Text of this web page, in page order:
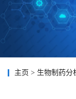
主页 > 生物制药分